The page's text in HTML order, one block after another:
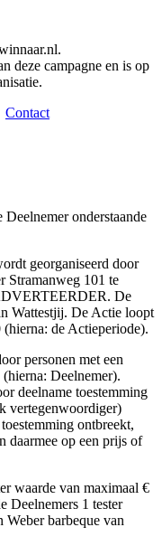
deze campagne en is op
Contact
onderstaande
georganiseerd door
Stramanweg 101 te
De
Wattestjij. De Actie loopt
de Actieperiode).
personen met een
Deelnemer).
deelname toestemming
vertegenwoordiger)
ontbreekt,
daarmee op een prijs of
waarde van maximaal €
Deelnemers 1 tester
Weber barbeque van